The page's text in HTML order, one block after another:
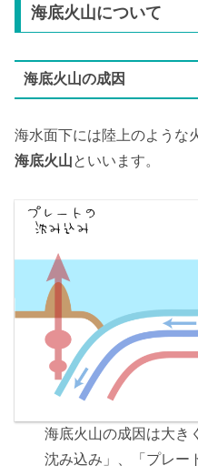
海底火山について
海底火山の成因
海水面下には陸上のような
海底火山といいます。
海底火山の成因は大き
沈み込み」、「プレー